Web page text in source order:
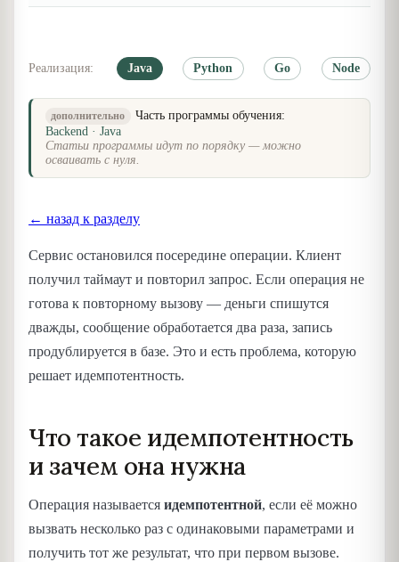
Реализация: Java Python Go Node
дополнительно
Часть программы обучения:
Backend · Java
Статьи программы идут по порядку — можно
осваивать с нуля.
← назад к разделу
Сервис остановился посередине операции. Клиент
получил таймаут и повторил запрос. Если операция не
готова к повторному вызову — деньги спишутся
дважды, сообщение обработается два раза, запись
продублируется в базе. Это и есть проблема, которую
решает идемпотентность.
Что такое идемпотентность
и зачем она нужна
Операция называется идемпотентной, если её можно
вызвать несколько раз с одинаковыми параметрами и
получить тот же результат, что при первом вызове.